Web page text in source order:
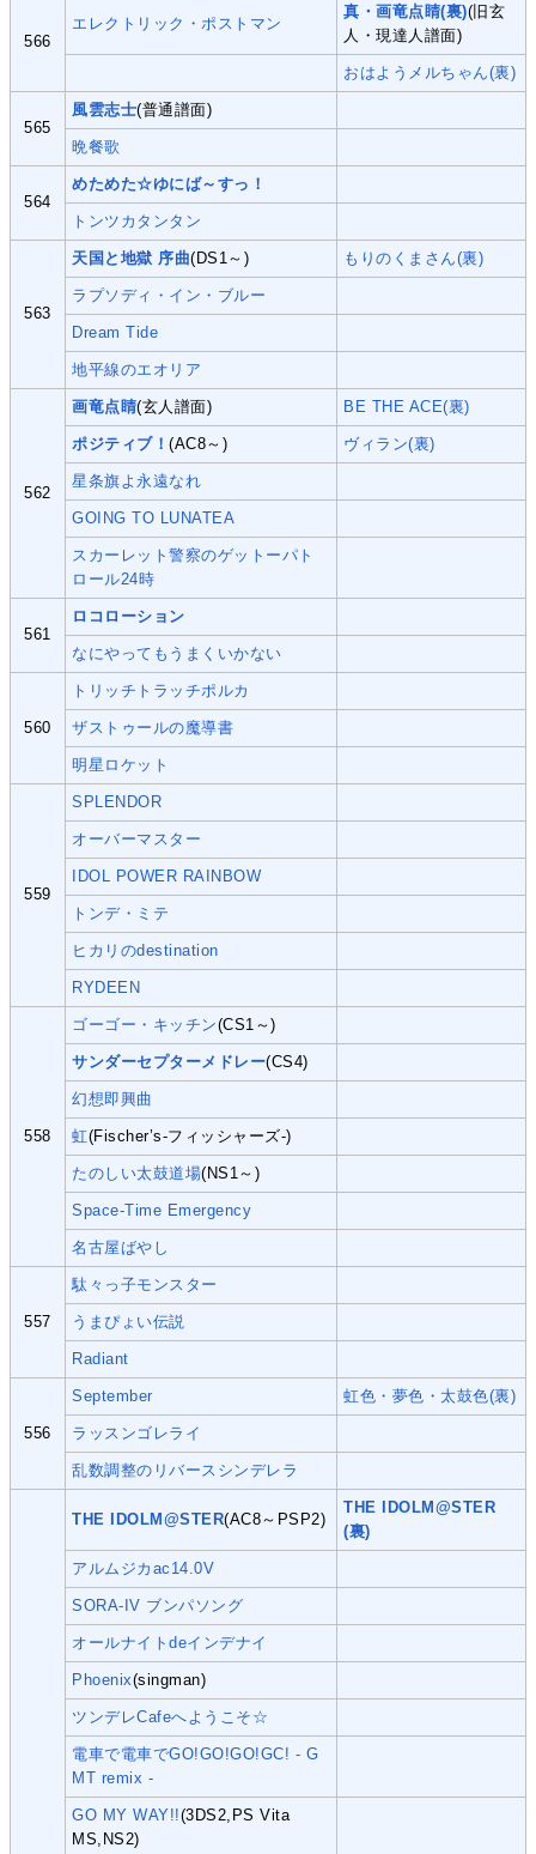
566
エレクトリック・ポストマン
真・画竜点睛(裏)(旧玄
人・現達人譜面)
おはようメルちゃん(裏)
565
風雲志士(普通譜面)
晩餐歌
564
めためた☆ゆにば～すっ！
トンツカタンタン
563
天国と地獄 序曲(DS1～) もりのくまさん(裏)
ラプソディ・イン・ブルー
Dream Tide
地平線のエオリア
562
画竜点睛(玄人譜面) BE THE ACE(裏)
ポジティブ！(AC8～) ヴィラン(裏)
星条旗よ永遠なれ
GOING TO LUNATEA
スカーレット警察のゲットーパト
ロール24時
561
ロコローション
なにやってもうまくいかない
560
トリッチトラッチポルカ
ザストゥールの魔導書
明星ロケット
559
SPLENDOR
オーバーマスター
IDOL POWER RAINBOW
トンデ・ミテ
ヒカリのdestination
RYDEEN
558
ゴーゴー・キッチン(CS1～)
サンダーセプターメドレー(CS4)
幻想即興曲
虹(Fischer’s‐フィッシャーズ‐)
たのしい太鼓道場(NS1～)
Space-Time Emergency
名古屋ばやし
557
駄々っ子モンスター
うまぴょい伝説
Radiant
556
September 虹色・夢色・太鼓色(裏)
ラッスンゴレライ
乱数調整のリバースシンデレラ
THE IDOLM@STER(AC8～PSP2)
THE IDOLM@STER
(裏)
アルムジカac14.0V
SORA-IV ブンパソング
オールナイトdeインデナイ
Phoenix(singman)
ツンデレCafeへようこそ☆
電車で電車でGO!GO!GO!GC! - G
MT remix -
GO MY WAY!!(3DS2,PS Vita
MS,NS2)